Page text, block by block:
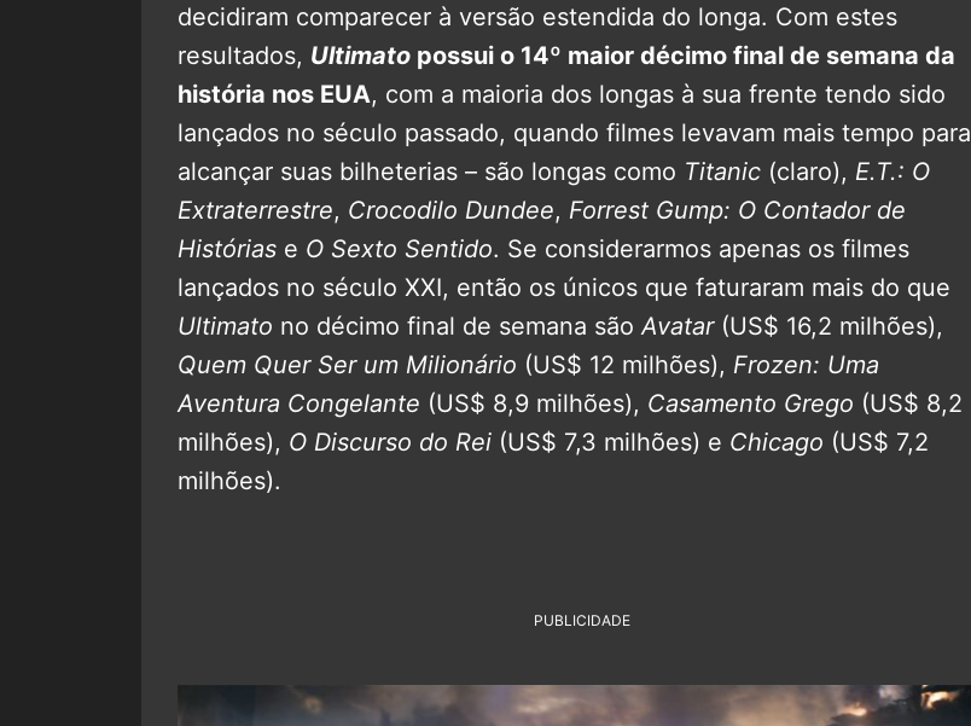
decidiram comparecer à versão estendida do longa. Com estes
resultados, Ultimato possui o 14º maior décimo final de semana da
história nos EUA, com a maioria dos longas à sua frente tendo sido
lançados no século passado, quando filmes levavam mais tempo para
alcançar suas bilheterias – são longas como Titanic (claro), E.T.: O
Extraterrestre, Crocodilo Dundee, Forrest Gump: O Contador de
Histórias e O Sexto Sentido. Se considerarmos apenas os filmes
lançados no século XXI, então os únicos que faturaram mais do que
Ultimato no décimo final de semana sãoAvatar (US$ 16,2 milhões),
Quem Quer Ser um Milionário (US$ 12 milhões), Frozen: Uma
Aventura Congelante (US$ 8,9 milhões), Casamento Grego (US$ 8,2
milhões), O Discurso do Rei (US$ 7,3 milhões) e Chicago (US$ 7,2
milhões).
PUBLICIDADE